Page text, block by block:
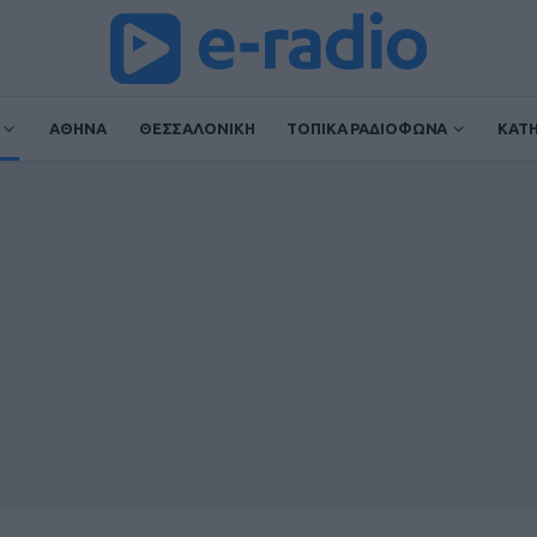
ΑΘΗΝΑ ΘΕΣΣΑΛΟΝΙΚΗ ΤΟΠΙΚΑ ΡΑΔΙΟΦΩΝΑ